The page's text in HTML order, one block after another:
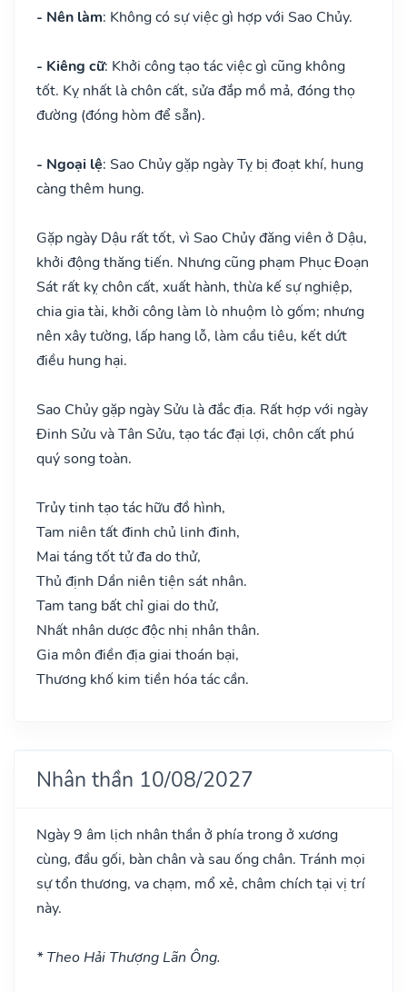
- Nên làm: Không có sự việc gì hợp với Sao Chủy.
- Kiêng cữ: Khởi công tạo tác việc gì cũng không
tốt. Kỵ nhất là chôn cất, sửa đắp mồ mả, đóng thọ
đường (đóng hòm để sẵn).
- Ngoại lệ: Sao Chủy gặp ngày Tỵ bị đoạt khí, hung
càng thêm hung.
Gặp ngày Dậu rất tốt, vì Sao Chủy đăng viên ở Dậu,
khởi động thăng tiến. Nhưng cũng phạm Phục Đoạn
Sát rất kỵ chôn cất, xuất hành, thừa kế sự nghiệp,
chia gia tài, khởi công làm lò nhuộm lò gốm; nhưng
nên xây tường, lấp hang lỗ, làm cầu tiêu, kết dứt
điều hung hại.
Sao Chủy gặp ngày Sửu là đắc địa. Rất hợp với ngày
Đinh Sửu và Tân Sửu, tạo tác đại lợi, chôn cất phú
quý song toàn.
Trủy tinh tạo tác hữu đồ hình,
Tam niên tất đinh chủ linh đinh,
Mai táng tốt tử đa do thử,
Thủ định Dần niên tiện sát nhân.
Tam tang bất chỉ giai do thử,
Nhất nhân dược độc nhị nhân thân.
Gia môn điền địa giai thoán bại,
Thương khố kim tiền hóa tác cần.
Nhân thần 10/08/2027
Ngày 9 âm lịch nhân thần ở phía trong ở xương
cùng, đầu gối, bàn chân và sau ống chân. Tránh mọi
sự tổn thương, va chạm, mổ xẻ, châm chích tại vị trí
này.
* Theo Hải Thượng Lãn Ông.